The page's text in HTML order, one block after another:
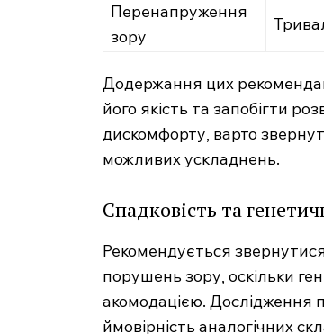
Перенапруження
зору
Додержання цих
його якість та запобігти
дискомфорту, варто
можливих ускладнень.
Спадковість та
Рекомендується
порушень зору, оскільки
акомодацією. Дослідження
ймовірність аналогічних